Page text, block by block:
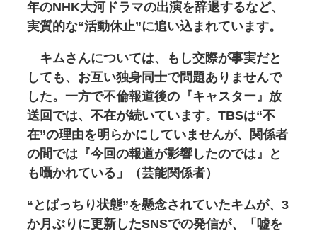
年のNHK大河ドラマの出演を辞退するなど、
実質的な“活動休止”に追い込まれています。
キムさんについては、もし交際が事実だと
しても、お互い独身同士で問題ありませんで
した。一方で不倫報道後の『キャスター』放
送回では、不在が続いています。TBSは“不
在”の理由を明らかにしていませんが、関係者
の間では『今回の報道が影響したのでは』と
も囁かれている」（芸能関係者）
“とばっちり状態”を懸念されていたキムが、3
か月ぶりに更新したSNSでの発信が、「嘘を